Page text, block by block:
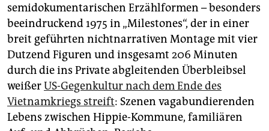
semidokumentarischen Erzählformen – besonders
beeindruckend 1975 in „Milestones“, der in einer
breit geführten nichtnarrativen Montage mit vier
Dutzend Figuren und insgesamt 206 Minuten
durch die ins Private abgleitenden Überbleibsel
weißerUS-Gegenkultur nach dem Ende des
Vietnamkriegs streift: Szenen vagabundierenden
Lebens zwischen Hippie-Kommune, familiären